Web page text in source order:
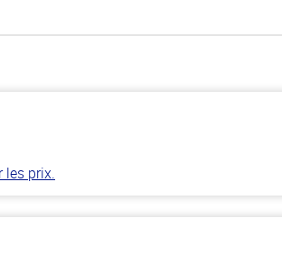
les prix.